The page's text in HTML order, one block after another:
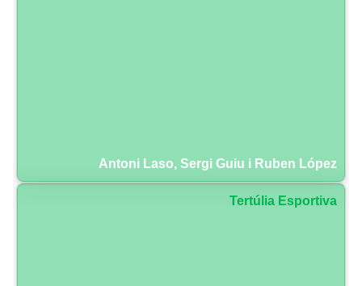
Antoni Laso, Sergi Guiu i Ruben López
Tertúlia Esportiva